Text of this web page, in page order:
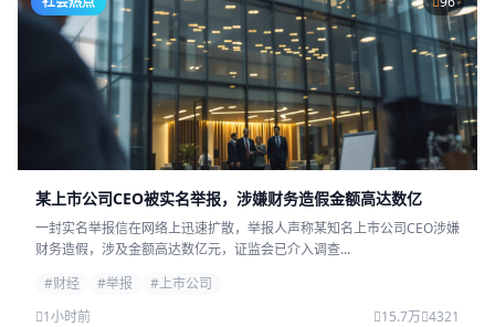
某上市公司CEO被实名举报，涉嫌财务造假金额高达数亿
一封实名举报信在网络上迅速扩散，举报人声称某知名上市公司CEO涉嫌
财务造假，涉及金额高达数亿元，证监会已介入调查...
#财经
#举报
#上市公司
1小时前
15.7万 4321